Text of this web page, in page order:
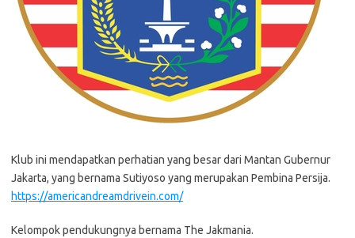
Klub ini mendapatkan perhatian yang besar dari Mantan Gubernur
Jakarta, yang bernama Sutiyoso yang merupakan Pembina Persija.
https://americandreamdrivein.com/
Kelompok pendukungnya bernama The Jakmania.